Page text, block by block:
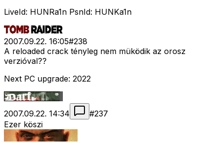
LiveId: HUNRa1n PsnId: HUNKa1n
2007.09.22. 16:05#238
A reloaded crack tényleg nem müködik az orosz
verzióval??
Next PC upgrade: 2022
2007.09.22. 14:34 #237
Ezer köszi